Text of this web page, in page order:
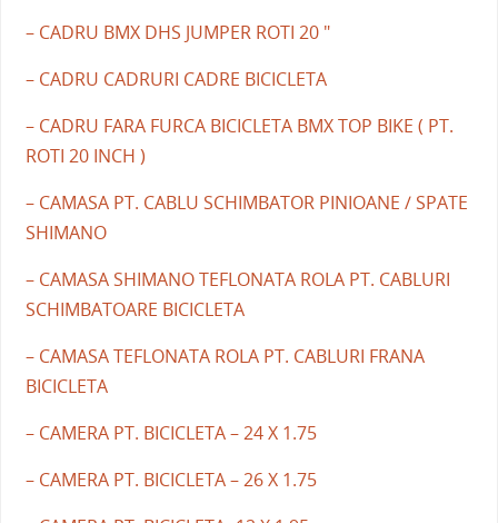
– CADRU BMX DHS JUMPER ROTI 20 "
– CADRU CADRURI CADRE BICICLETA
– CADRU FARA FURCA BICICLETA BMX TOP BIKE ( PT.
ROTI 20 INCH )
– CAMASA PT. CABLU SCHIMBATOR PINIOANE / SPATE
SHIMANO
– CAMASA SHIMANO TEFLONATA ROLA PT. CABLURI
SCHIMBATOARE BICICLETA
– CAMASA TEFLONATA ROLA PT. CABLURI FRANA
BICICLETA
– CAMERA PT. BICICLETA – 24 X 1.75
– CAMERA PT. BICICLETA – 26 X 1.75